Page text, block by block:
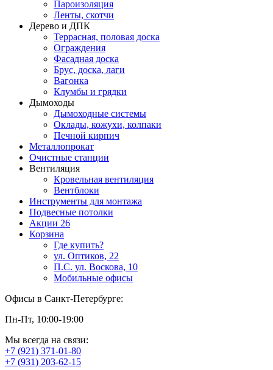
Пароизоляция
Ленты, скотчи
Дерево и ДПК
Террасная, половая доска
Ограждения
Фасадная доска
Брус, доска, лаги
Вагонка
Клумбы и грядки
Дымоходы
Дымоходные системы
Оклады, кожухи, колпаки
Печной кирпич
Металлопрокат
Очистные станции
Вентиляция
Кровельная вентиляция
Вентблоки
Инструменты для монтажа
Подвесные потолки
Акции 26
Корзина
Где купить?
ул. Оптиков, 22
П.С. ул. Воскова, 10
Мобильные офисы
Офисы в Санкт-Петербурге:
Пн-Пт, 10:00-19:00
Мы всегда на связи:
+7 (921) 371-01-80
+7 (931) 203-62-15